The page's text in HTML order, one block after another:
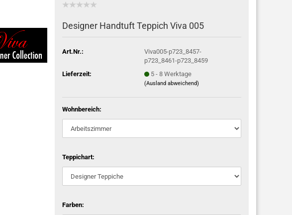
Designer Handtuft Teppich Viva 005
Art.Nr.:
Viva005-p723_8457-
p723_8461-p723_8459
Lieferzeit:
5 - 8 Werktage
(Ausland abweichend)
Wohnbereich:
Teppichart:
Farben: